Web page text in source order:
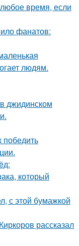
время, если
фанатов:
людям.
джидинском
победить
который
с этой бумажкой
рассказал